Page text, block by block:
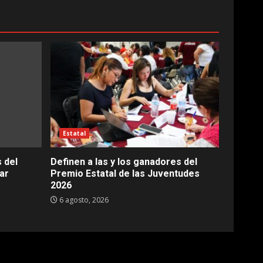
del
Estatal
Definen a las y los ganadores del
Premio Estatal de las Juventudes
2026
6 agosto, 2026